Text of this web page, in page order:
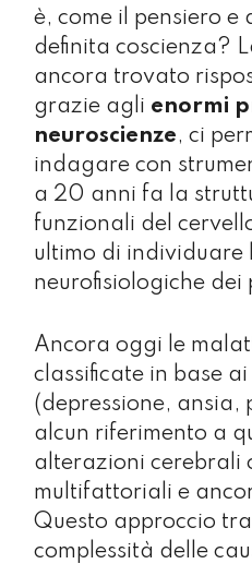
è, come il pensiero e
definita coscienza?
ancora trovato
grazie agli enormi
neuroscienze, ci
indagare con
a 20 anni fa la
funzionali del
ultimo di individuare
neurofisiologiche dei
Ancora oggi le
classificate in base
(depressione, ansia,
alcun riferimento a
alterazioni cerebrali
multifattoriali e
Questo approccio
complessità delle